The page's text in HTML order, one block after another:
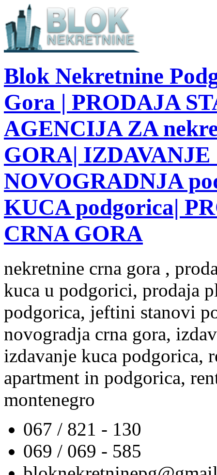
Blok Nekretnine
Gora | PRODAJA
AGENCIJA ZA
GORA| IZDAVANJE
NOVOGRADNJA
KUCA podgorica|
CRNA GORA
nekretnine crna gora ,
kuca u podgorici, prodaja
podgorica, jeftini stanovi
novogradja crna gora,
izdavanje kuca podgorica,
apartment in podgorica,
montenegro
067 / 821 - 130
069 / 069 - 585